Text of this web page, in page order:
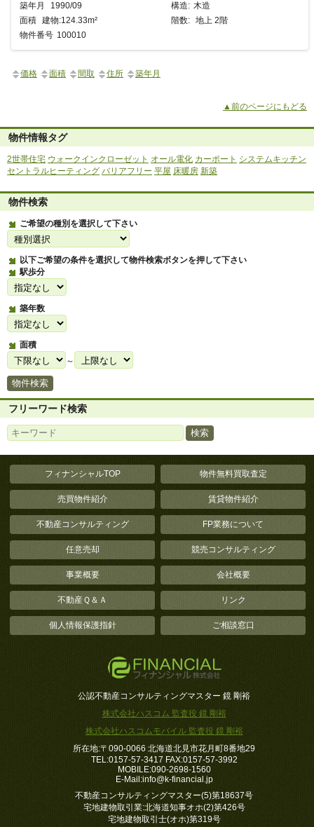
築年月 1990/09 構造: 木造
面積 建物:124.33m² 階数: 地上 2階
物件番号 100010
価格 面積 間取 住所 築年月
▲前のページにもどる
物件情報タグ
2世帯住宅 ウォークインクローゼット オール電化 カーポート システムキッチン
セントラルヒーティング バリアフリー 平屋 床暖房 新築
物件検索
ご希望の種別を選択して下さい
以下ご希望の条件を選択して物件検索ボタンを押して下さい
駅歩分
築年数
面積
～
フリーワード検索
フィナンシャルTOP 物件無料買取査定
売買物件紹介 賃貸物件紹介
不動産コンサルティング FP業務について
任意売却 競売コンサルティング
事業概要 会社概要
不動産Ｑ＆Ａ リンク
個人情報保護指針 ご相談窓口
公認不動産コンサルティングマスター 鏡 剛裕
株式会社ハスコム 監査役 鏡 剛裕
株式会社ハスコムモバイル 監査役 鏡 剛裕
所在地:〒090-0066 北海道北見市花月町8番地29
TEL:0157-57-3417 FAX:0157-57-3992
MOBILE:090-2698-1560
E-Mail:info
k-financial.jp
不動産コンサルティングマスター(5)第18637号
宅地建物取引業:北海道知事オホ(2)第426号
宅地建物取引士(オホ)第319号